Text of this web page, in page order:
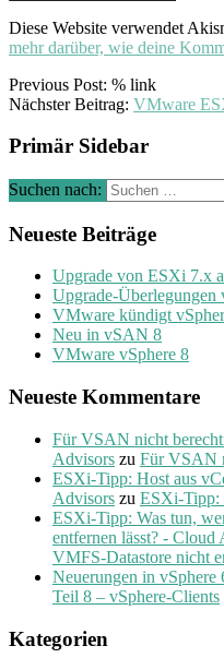
Diese Website verwendet
mehr darüber, wie deine
Previous Post: % link
Nächster Beitrag: VMware
Primär Sidebar
Suchen nach:
Neueste Beiträge
Upgrade von ESXi 7.x
Upgrade-
VMware kündigt
Neu in vSAN 8
VMware vSphere 8
Neueste Kommentare
Für VSAN nicht
Advisors zu Für VSAN
ESXi-Tipp: Host aus
Advisors zu ESXi-Tipp:
ESXi-Tipp: Was tun,
entfernen lässt? - Cloud
VMFS-Datastore nicht
Neuerungen in
Teil 8 – vSphere-Clients
Kategorien